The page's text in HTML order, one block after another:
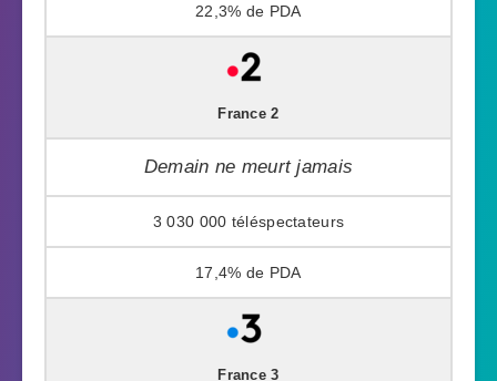
22,3%
France 2
Demain ne meurt jamais
3 030 000
17,4%
France 3